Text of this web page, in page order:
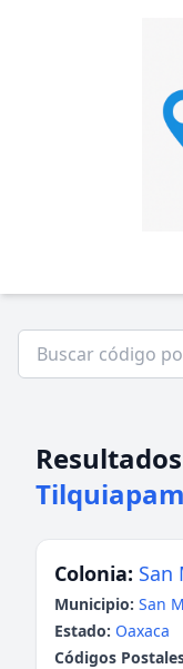
Colonia: San
Municipio: San
Estado: Oaxaca
Códigos